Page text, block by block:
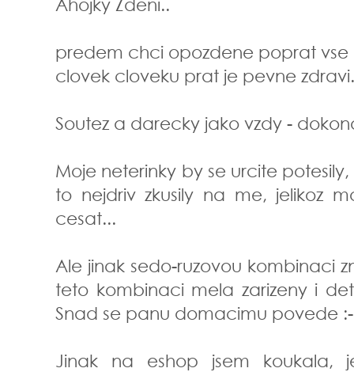
predem chci opozdene poprat vse
clovek cloveku prat je pevne
Soutez a darecky jako vzdy -
Moje neterinky by se urcite
to nejdriv zkusily na me, jelikoz
cesat...
Ale jinak sedo-ruzovou kombinaci
teto kombinaci mela zarizeny i
Snad se panu domacimu povede
Jinak na eshop jsem koukala,